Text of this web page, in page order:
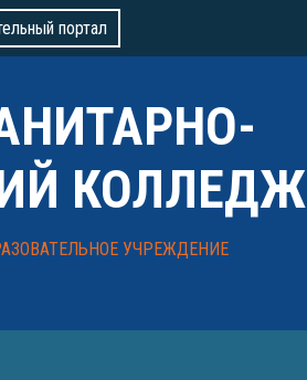
портал
КОЛЛЕДЖ
УЧРЕЖДЕНИЕ